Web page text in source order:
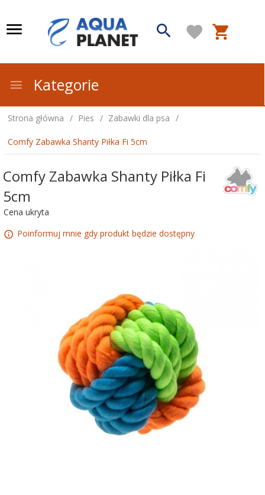
Kategorie
Strona główna Pies Zabawki dla psa
Comfy Zabawka Shanty Piłka Fi 5cm
Comfy Zabawka Shanty Piłka Fi
5cm
Cena ukryta
Poinformuj mnie gdy produkt będzie dostępny